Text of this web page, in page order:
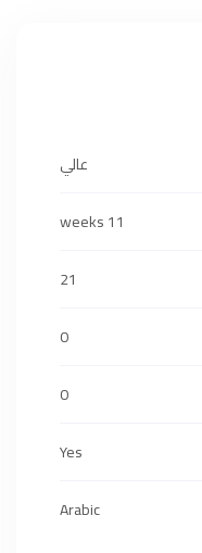
عالي
11 weeks
21
0
0
Yes
Arabic